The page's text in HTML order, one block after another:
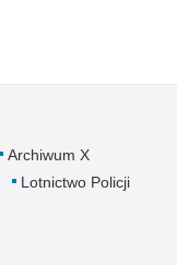
Archiwum X
Lotnictwo Policji